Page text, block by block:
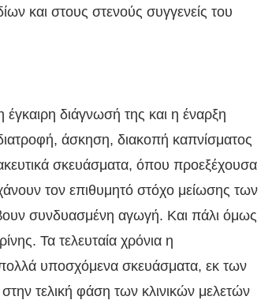
και στους στενούς συγγενείς του
έγκαιρη διάγνωσή της και η έναρξη
άσκηση, διακοπή καπνίσματος
σκευάσματα, όπου προεξέχουσα
τον επιθυμητό στόχο μείωσης των
συνδυασμένη αγωγή. Και πάλι όμως
Τα τελευταία χρόνια η
πολλά υποσχόμενα σκευάσματα, εκ των
τελική φάση των κλινικών μελετών